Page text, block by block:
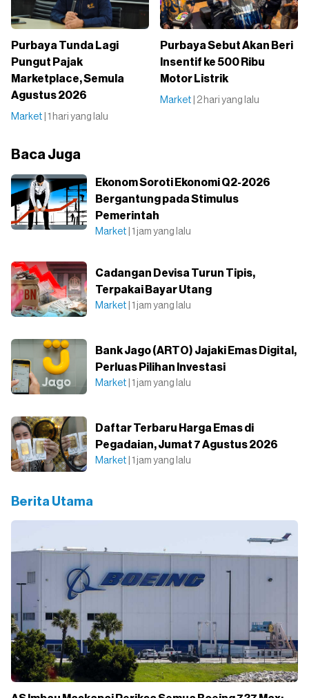
Purbaya Tunda Lagi
Pungut Pajak
Marketplace, Semula
Agustus 2026
Market | 1 hari yang lalu
Purbaya Sebut Akan Beri
Insentif ke 500 Ribu
Motor Listrik
Market | 2 hari yang lalu
Baca Juga
Ekonom Soroti Ekonomi Q2-2026
Bergantung pada Stimulus
Pemerintah
Market | 1 jam yang lalu
Cadangan Devisa Turun Tipis,
Terpakai Bayar Utang
Market | 1 jam yang lalu
Bank Jago (ARTO) Jajaki Emas Digital,
Perluas Pilihan Investasi
Market | 1 jam yang lalu
Daftar Terbaru Harga Emas di
Pegadaian, Jumat 7 Agustus 2026
Market | 1 jam yang lalu
Berita Utama